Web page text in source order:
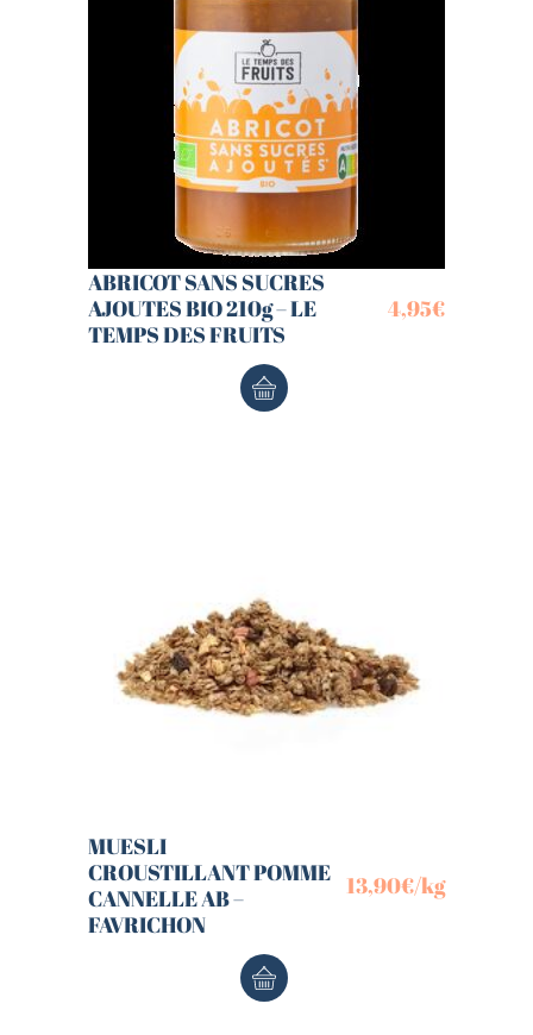
ABRICOT SANS SUCRES
AJOUTES BIO 210g – LE
TEMPS DES FRUITS
4,95€
MUESLI
CROUSTILLANT POMME
CANNELLE AB –
FAVRICHON
13,90€/kg